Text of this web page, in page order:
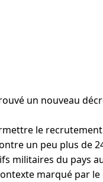
un nouveau
le
un peu plus de
militaires du pays
marqué par